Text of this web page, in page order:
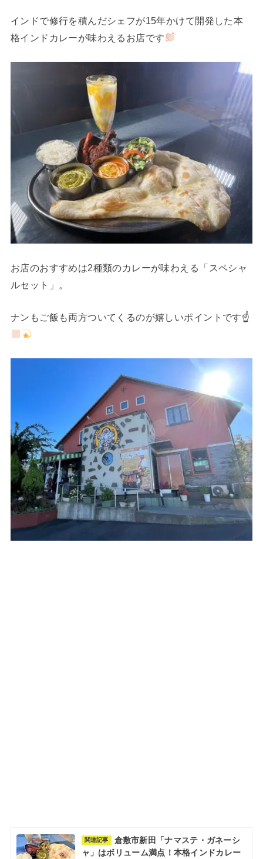
インドで修行を積んだシェフが15年かけて開発した本
格インドカレーが味わえるお店です
お店のおすすめは2種類のカレーが味わえる「スペシャ
ルセット」。
ナンもご飯も両方ついてくるのが嬉しいポイントです☝
関連記事
倉敷市新田「ナマステ・ガネーシ
ャ」はボリューム満点！本格インドカレー